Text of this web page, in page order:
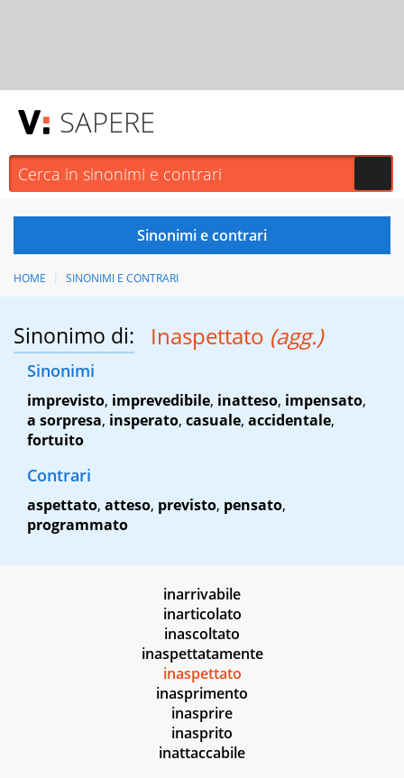
SAPERE
HOME SINONIMI E CONTRARI
Sinonimo di: Inaspettato (agg.)
Sinonimi
imprevisto, imprevedibile, inatteso, impensato,
a sorpresa, insperato, casuale, accidentale,
fortuito
Contrari
aspettato, atteso, previsto, pensato,
programmato
inarrivabile
inarticolato
inascoltato
inaspettatamente
inaspettato
inasprimento
inasprire
inasprito
inattaccabile